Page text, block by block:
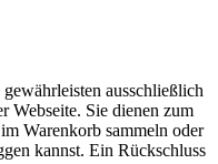
ausschließlich
Webseite. Sie dienen zum
Warenkorb sammeln oder
kannst. Ein Rückschluss